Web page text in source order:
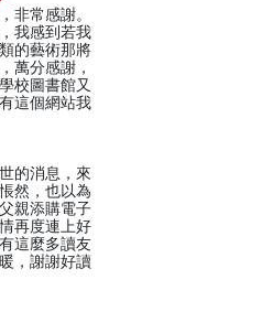
非常感謝。
我感到若我
的藝術那將
萬分感謝，
校圖書館又
這個網站我
的消息，來
然，也以為
親添購電子
再度連上好
這麼多讀友
，謝謝好讀